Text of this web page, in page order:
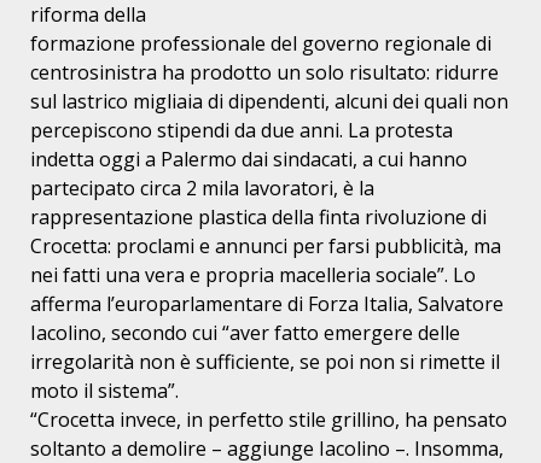
riforma della
formazione professionale del governo regionale di
centrosinistra ha prodotto un solo risultato: ridurre
sul lastrico migliaia di dipendenti, alcuni dei quali non
percepiscono stipendi da due anni. La protesta
indetta oggi a Palermo dai sindacati, a cui hanno
partecipato circa 2 mila lavoratori, è la
rappresentazione plastica della finta rivoluzione di
Crocetta: proclami e annunci per farsi pubblicità, ma
nei fatti una vera e propria macelleria sociale”. Lo
afferma l’europarlamentare di Forza Italia, Salvatore
Iacolino, secondo cui “aver fatto emergere delle
irregolarità non è sufficiente, se poi non si rimette il
moto il sistema”.
“Crocetta invece, in perfetto stile grillino, ha pensato
soltanto a demolire – aggiunge Iacolino –. Insomma,